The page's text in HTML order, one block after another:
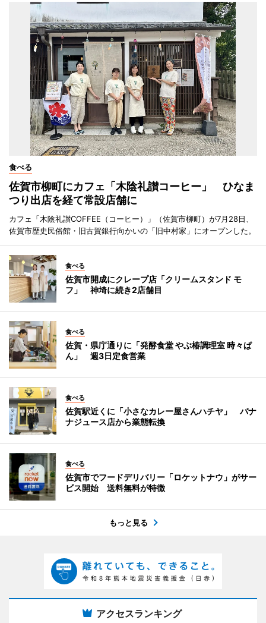
食べる
佐賀市柳町にカフェ「木陰礼讃コーヒー」 ひなま
つり出店を経て常設店舗に
カフェ「木陰礼讃COFFEE（コーヒー）」（佐賀市柳町）が7月28日、
佐賀市歴史民俗館・旧古賀銀行向かいの「旧中村家」にオープンした。
食べる
佐賀市開成にクレープ店「クリームスタンド モ
フ」 神埼に続き2店舗目
食べる
佐賀・県庁通りに「発酵食堂 やぶ椿調理室 時々ぱ
ん」 週3日定食営業
食べる
佐賀駅近くに「小さなカレー屋さんハチヤ」 バナ
ナジュース店から業態転換
食べる
佐賀市でフードデリバリー「ロケットナウ」がサー
ビス開始 送料無料が特徴
もっと見る
アクセスランキング